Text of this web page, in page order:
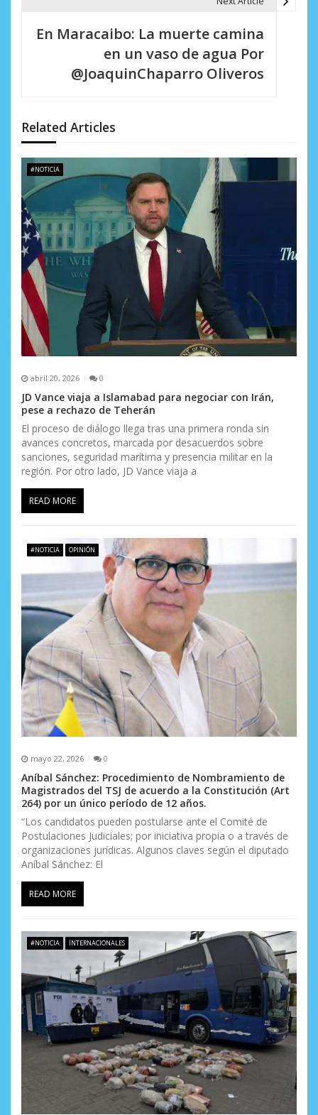
d
e
e
n
t
r
a
d
a
s
En Maracaibo: La muerte camina
en un vaso de agua Por
@JoaquinChaparro Oliveros
Related Articles
#NOTICIA
abril 20, 2026 0
JD Vance viaja a Islamabad para negociar con Irán,
pese a rechazo de Teherán
El proceso de diálogo llega tras una primera ronda sin
avances concretos, marcada por desacuerdos sobre
sanciones, seguridad marítima y presencia militar en la
región. Por otro lado, JD Vance viaja a
READ MORE
#NOTICIA OPINIÓN
mayo 22, 2026 0
Aníbal Sánchez: Procedimiento de Nombramiento de
Magistrados del TSJ de acuerdo a la Constitución (Art
264) por un único período de 12 años.
“Los candidatos pueden postularse ante el Comité de
Postulaciones Judiciales; por iniciativa propia o a través de
organizaciones jurídicas. Algunos claves según el diputado
Aníbal Sánchez: El
READ MORE
#NOTICIA INTERNACIONALES